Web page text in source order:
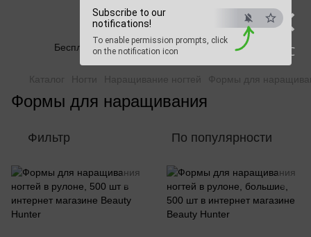
×
ESC
Subscribe to our
notifications!
To enable permission prompts, click
on the notification icon
Beauty Hunter
Бесплатная доставка при заказе от 2500 грн
Каталог Ногти Наращивание ногтей Формы для
Формы для наращивания
Фильтр По популярности